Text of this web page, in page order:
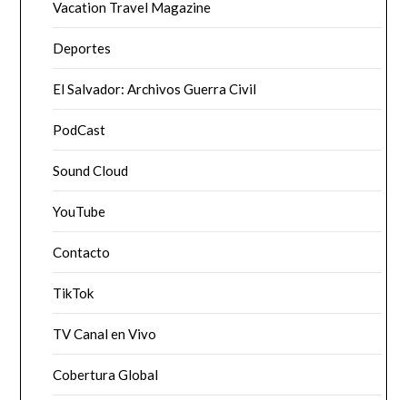
Vacation Travel Magazine
Deportes
El Salvador: Archivos Guerra Civil
PodCast
Sound Cloud
YouTube
Contacto
TikTok
TV Canal en Vivo
Cobertura Global